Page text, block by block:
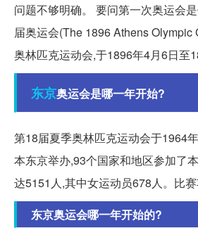
问题不够明确。 要问第一次奥运会
届奥运会(The 1896 Athens Olympic
奥林匹克运动会,于1896年4月6日至
东京奥运会是哪一年开始?
第18届夏季奥林匹克运动会于1964
本东京举办,93个国家和地区参加了
达5151人,其中女运动员678人。比赛
东京奥运会哪一年开始的?